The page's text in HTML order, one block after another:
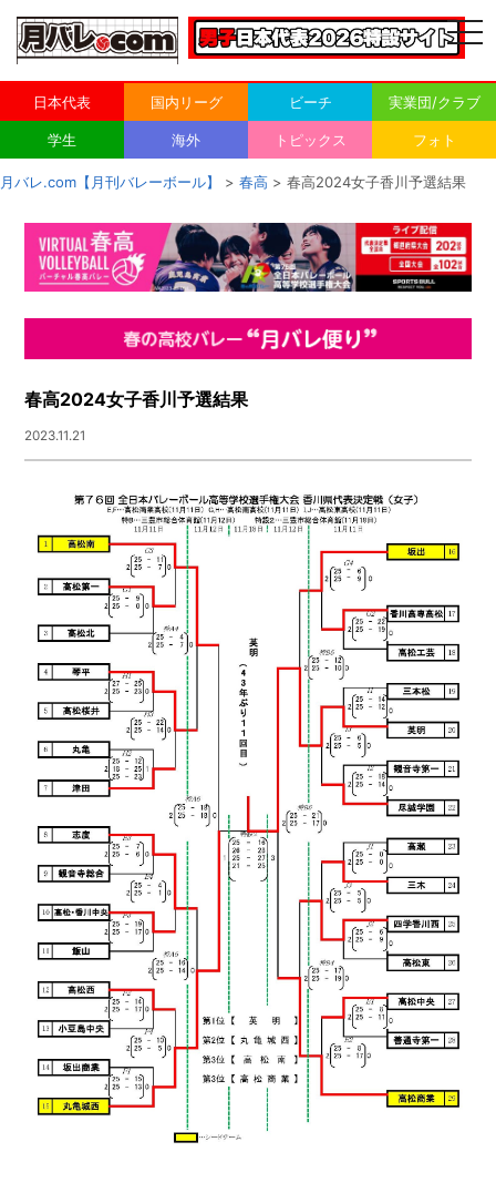
日本代表 国内リーグ ビーチ 実業団/クラブ
学生 海外 トピックス フォト
月バレ.com【月刊バレーボール】 > 春高 > 春高2024女子香川予選結果
春高2024女子香川予選結果
2023.11.21